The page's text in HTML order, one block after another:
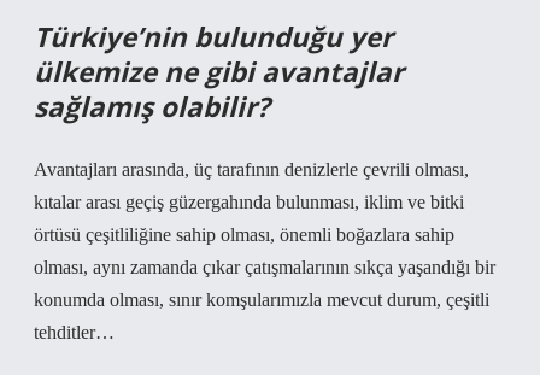
Türkiye’nin bulunduğu yer
ülkemize ne gibi avantajlar
sağlamış olabilir?
Avantajları arasında, üç tarafının denizlerle çevrili olması,
kıtalar arası geçiş güzergahında bulunması, iklim ve bitki
örtüsü çeşitliliğine sahip olması, önemli boğazlara sahip
olması, aynı zamanda çıkar çatışmalarının sıkça yaşandığı bir
konumda olması, sınır komşularımızla mevcut durum, çeşitli
tehditler…